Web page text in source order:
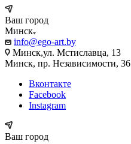
Ваш город
Минск
info@ego-art.by
Минск,ул. Мстиславца, 13
Минск, пр. Независимости, 36
Вконтакте
Facebook
Instagram
Ваш город